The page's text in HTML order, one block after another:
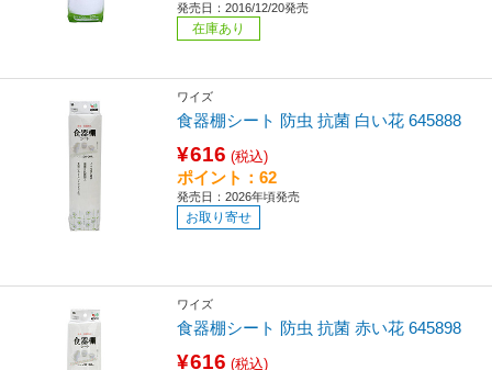
発売日：2016/12/20発売
在庫あり
ワイズ
食器棚シート 防虫 抗菌 白い花 645888
¥616 (税込)
ポイント：62
発売日：2026年頃発売
お取り寄せ
ワイズ
食器棚シート 防虫 抗菌 赤い花 645898
¥616 (税込)